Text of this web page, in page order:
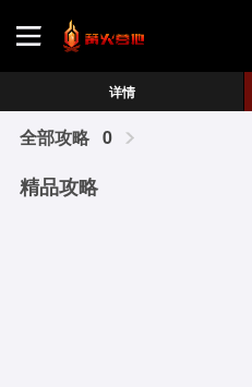
详情
全部攻略 0
精品攻略